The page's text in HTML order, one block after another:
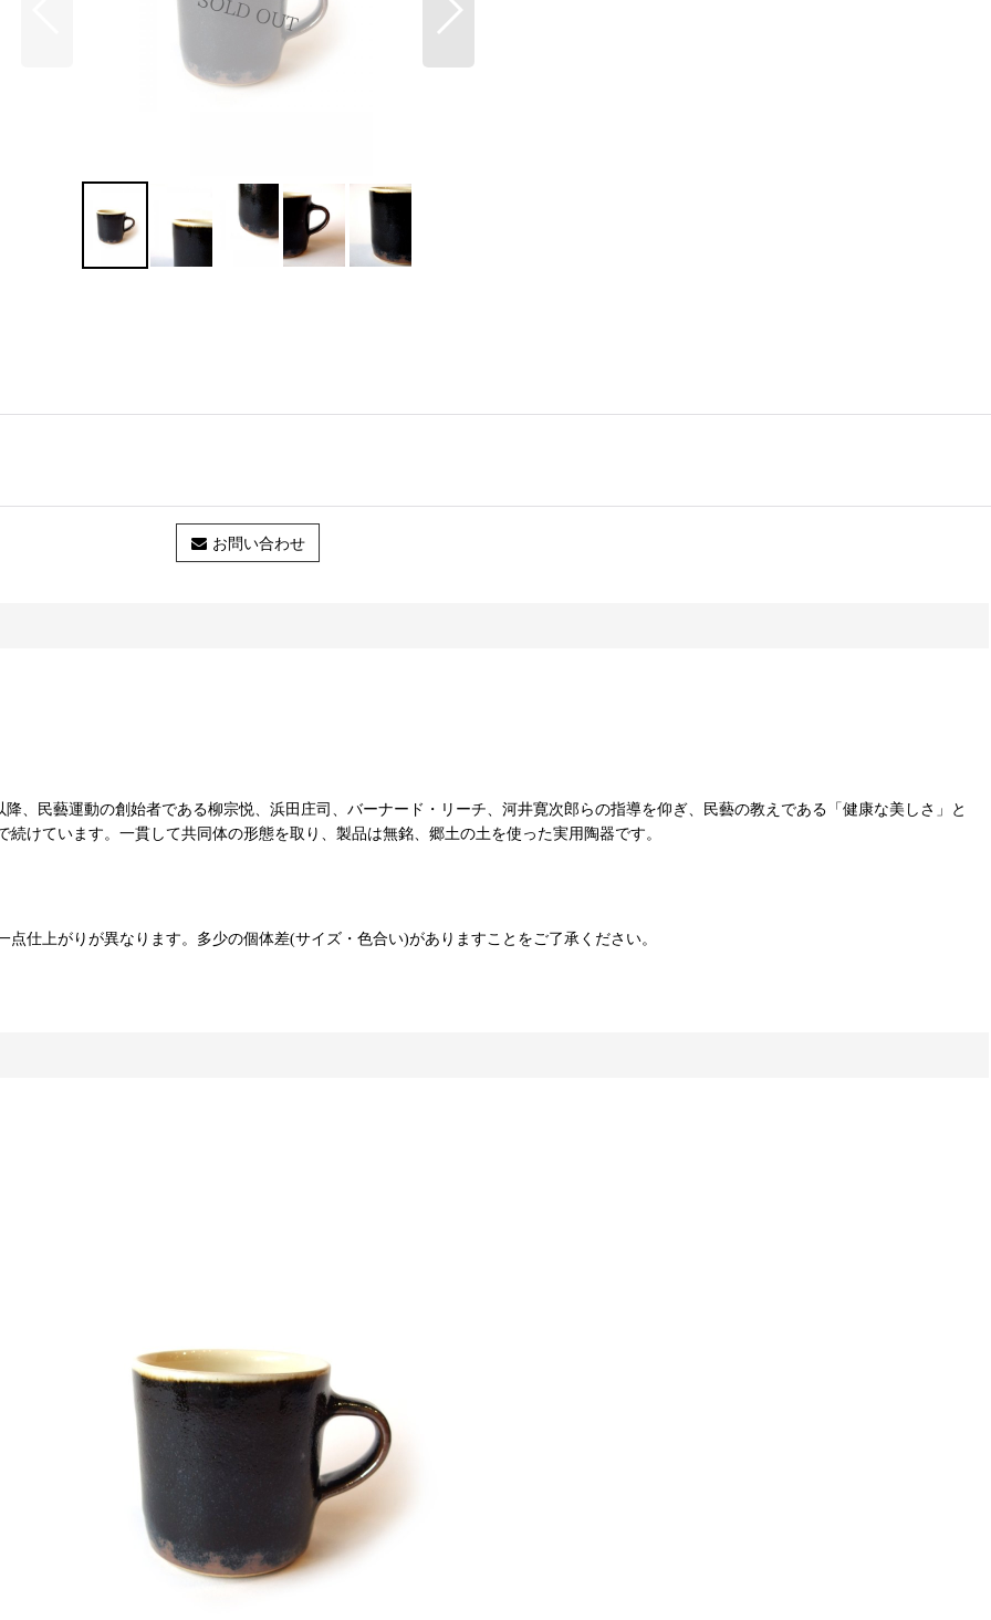
お問い合わせ
、民藝運動の創始者である柳宗悦、浜田庄司、バーナード・リーチ、河井寛次郎らの指導を仰ぎ、民藝の教えである「健康な美しさ」と
けています。一貫して共同体の形態を取り、製品は無銘、郷土の土を使った実用陶器です。
仕上がりが異なります。多少の個体差(サイズ・色合い)がありますことをご了承ください。